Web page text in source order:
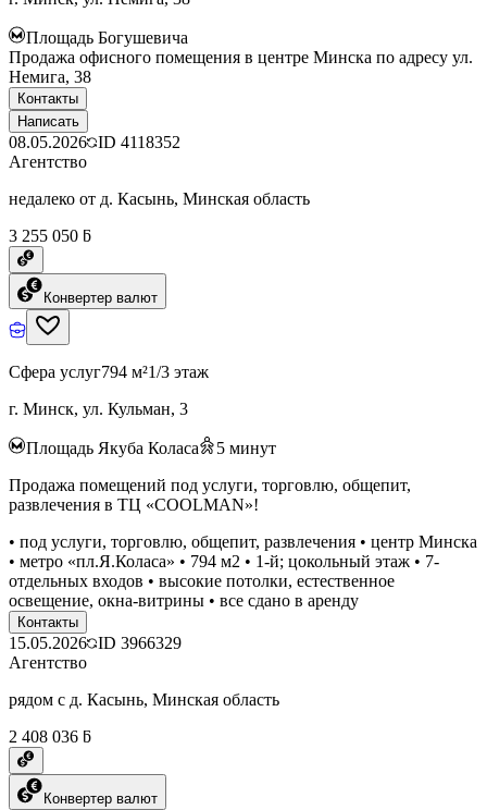
Площадь Богушевича
Продажа офисного помещения в центре Минска по адресу ул.
Немига, 38
Контакты
Написать
08.05.2026 ID 4118352
Агентство
недалеко от д. Касынь, Минская область
3 255 050 ƃ
Конвертер валют
Сфера услуг794 м²1/3 этаж
г. Минск, ул. Кульман, 3
Площадь Якуба Коласа 5 минут
Продажа помещений под услуги, торговлю, общепит,
развлечения в ТЦ «COOLMAN»!
• под услуги, торговлю, общепит, развлечения • центр Минска
• метро «пл.Я.Коласа» • 794 м2 • 1-й; цокольный этаж • 7-
отдельных входов • высокие потолки, естественное
освещение, окна-витрины • все сдано в аренду
Контакты
15.05.2026 ID 3966329
Агентство
рядом с д. Касынь, Минская область
2 408 036 ƃ
Конвертер валют